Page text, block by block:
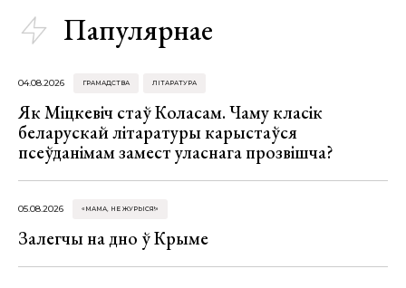
Папулярнае
04.08.2026 ГРАМАДСТВА ЛІТАРАТУРА
Як Міцкевіч стаў Коласам. Чаму класік
беларускай літаратуры карыстаўся
псеўданімам замест уласнага прозвішча?
05.08.2026 «МАМА, НЕ ЖУРЫСЯ!»
Залегчы на дно ў Крыме